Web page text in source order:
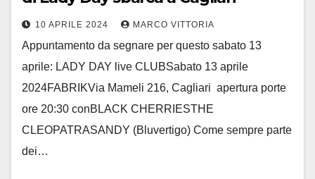
10 APRILE 2024 MARCO VITTORIA
Appuntamento da segnare per questo sabato 13
aprile: LADY DAY live CLUBSabato 13 aprile
2024FABRIKVia Mameli 216, Cagliari apertura porte
ore 20:30 conBLACK CHERRIESTHE
CLEOPATRASANDY (Bluvertigo) Come sempre parte
dei…